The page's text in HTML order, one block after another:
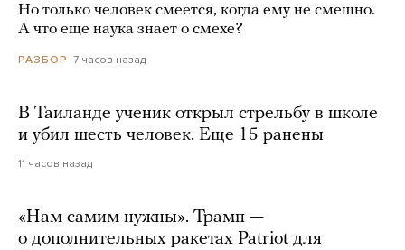
Но только человек смеется, когда ему не смешно.
А что еще наука знает о смехе?
РАЗБОР 7 часов назад
В Таиланде ученик открыл стрельбу в школе
и убил шесть человек. Еще 15 ранены
11 часов назад
«Нам самим нужны». Трамп —
о дополнительных ракетах Patriot для